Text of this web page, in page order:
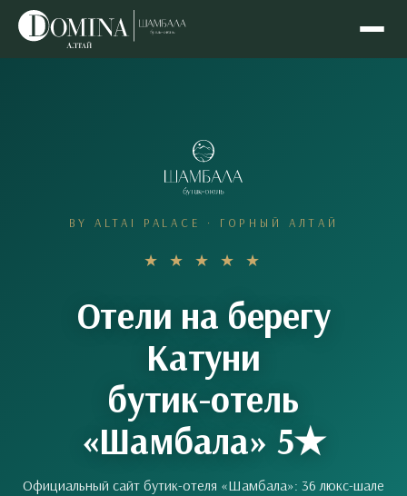
BY ALTAI PALACE · ГОРНЫЙ АЛТАЙ
★ ★ ★ ★ ★
Отели на берегу
Катуни
бутик-отель
«Шамбала» 5★
Официальный сайт бутик-отеля «Шамбала»: 36 люкс-шале